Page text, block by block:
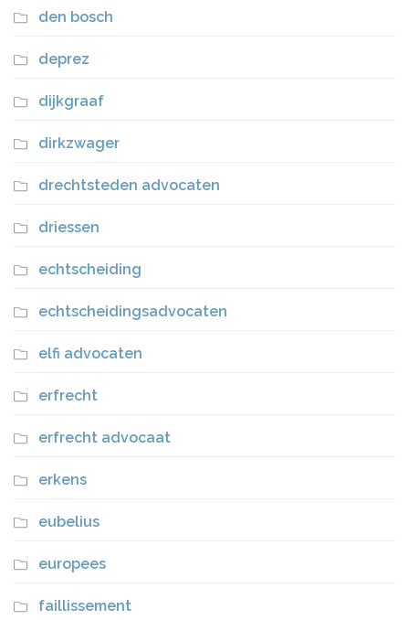
den bosch
deprez
dijkgraaf
dirkzwager
drechtsteden advocaten
driessen
echtscheiding
echtscheidingsadvocaten
elfi advocaten
erfrecht
erfrecht advocaat
erkens
eubelius
europees
faillissement